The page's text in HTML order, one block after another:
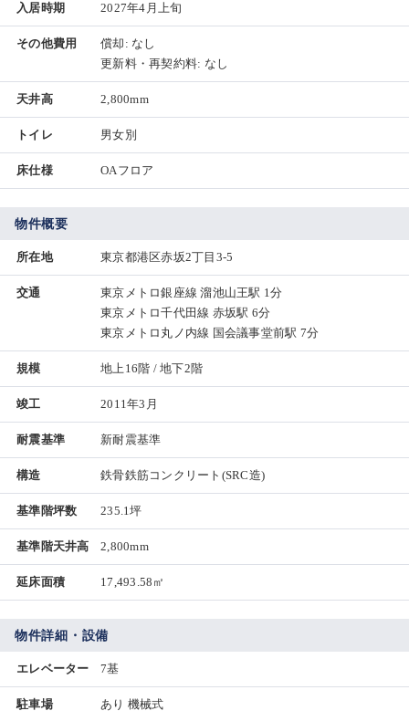
入居時期 2027年4月上旬
その他費用
償却: なし
更新料・再契約料: なし
天井高 2,800mm
トイレ 男女別
床仕様 OAフロア
物件概要
所在地 東京都港区赤坂2丁目3-5
交通
東京メトロ銀座線 溜池山王駅 1分
東京メトロ千代田線 赤坂駅 6分
東京メトロ丸ノ内線 国会議事堂前駅 7分
規模 地上16階 / 地下2階
竣工 2011年3月
耐震基準 新耐震基準
構造 鉄骨鉄筋コンクリート(SRC造)
基準階坪数 235.1坪
基準階天井高 2,800mm
延床面積 17,493.58㎡
物件詳細・設備
エレベーター 7基
駐車場 あり 機械式